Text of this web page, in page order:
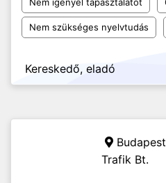
Nem szükséges nyelvtudás
Kereskedő, eladó
Trafik Bt.